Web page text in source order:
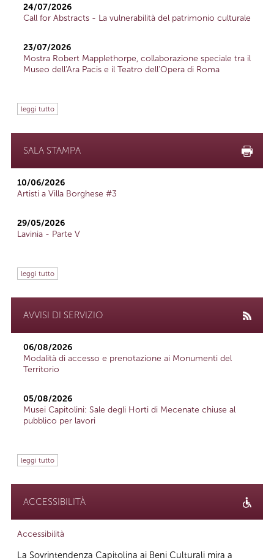
24/07/2026
Call for Abstracts - La vulnerabilità del patrimonio culturale
23/07/2026
Mostra Robert Mapplethorpe, collaborazione speciale tra il
Museo dell'Ara Pacis e il Teatro dell'Opera di Roma
leggi tutto
SALA STAMPA
10/06/2026
Artisti a Villa Borghese #3
29/05/2026
Lavinia - Parte V
leggi tutto
AVVISI DI SERVIZIO
06/08/2026
Modalità di accesso e prenotazione ai Monumenti del
Territorio
05/08/2026
Musei Capitolini: Sale degli Horti di Mecenate chiuse al
pubblico per lavori
leggi tutto
ACCESSIBILITÀ
Accessibilità
La Sovrintendenza Capitolina ai Beni Culturali mira a